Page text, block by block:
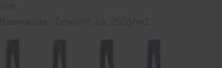
- Gewicht: ca. 250g/m2